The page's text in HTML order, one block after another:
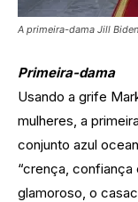
A primeira-dama Jill Biden
Primeira-dama
Usando a grife
mulheres, a
conjunto azul
“crença, confiança
glamoroso, o